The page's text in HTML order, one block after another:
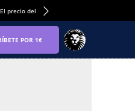
El precio del alquiler de vivienda baja por